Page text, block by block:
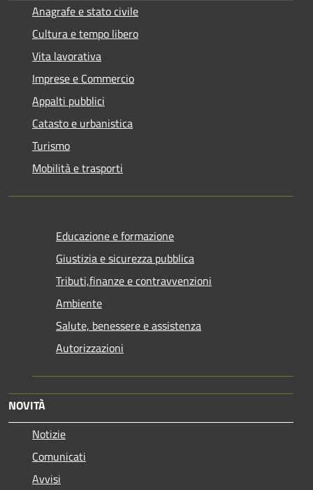
Anagrafe e stato civile
Cultura e tempo libero
Vita lavorativa
Imprese e Commercio
Appalti pubblici
Catasto e urbanistica
Turismo
Mobilità e trasporti
Educazione e formazione
Giustizia e sicurezza pubblica
Tributi,finanze e contravvenzioni
Ambiente
Salute, benessere e assistenza
Autorizzazioni
NOVITÀ
Notizie
Comunicati
Avvisi